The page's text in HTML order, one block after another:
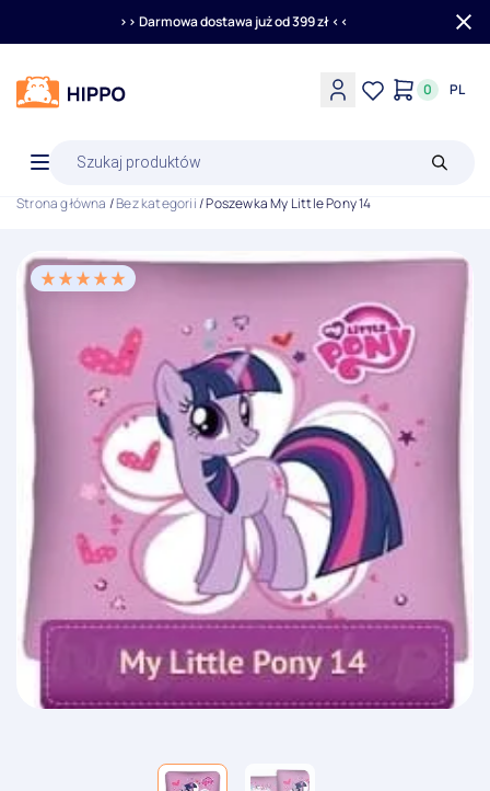
>> Darmowa dostawa już od 399 zł <<
0 PL
produktów
Strona główna /Bez kategorii/ Poszewka My Little Pony 14